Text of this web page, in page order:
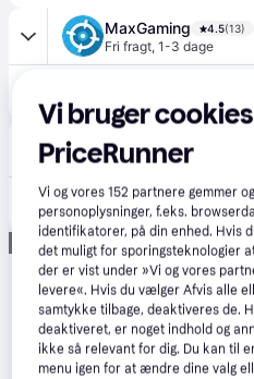
MaxGaming 4.5(13)
Fri fragt, 1-3 dage
avXperten
49 kr. fragt,2-4 dage
Annonce
Vi bruger
PriceRunner
Vi og vores152 partnere gemmer
personoplysninger, f.eks.
identifikatorer, på din enhed. Hvis
det muligt for sporingsteknologier
der er vist under »Vi og vores
levere«. Hvis du vælger Afvis alle
samtykke tilbage, deaktiveres de.
deaktiveret, er noget indhold og
ikke så relevant for dig. Du kan til
menu igen for at ændre dine valg